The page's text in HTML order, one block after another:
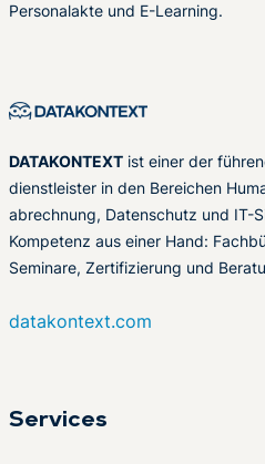
Personalakte und E-Learning.
DATAKONTEXT ist einer der
dienstleister in den Bereichen
abrechnung, Datenschutz und IT-
Kompetenz aus einer Hand:
Seminare, Zertifizierung und
datakontext.com
Services